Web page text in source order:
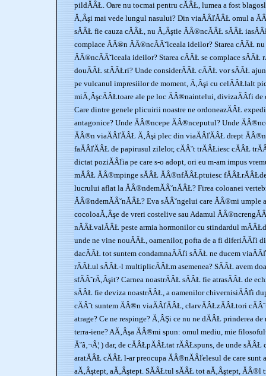
pildĂÂŁ. Oare nu tocmai pentru cĂÂŁ, lumea a fost
Ă‚Âşi mai vede lungul nasului? Din viaĂÂľĂÂŁ omul a
sĂÂŁ fie cauza cĂÂŁ, nu Ă‚Âştie ĂÂ®ncĂÂŁ sĂÂŁ
complace ĂÂ®n ĂÂ®ncĂÂ˘lceala ideilor? Starea cĂÂŁ
ĂÂ®ncĂÂ˘lceala ideilor? Starea cĂÂŁ se complace sĂÂŁ
douĂÂŁ stĂÂŁri? Unde considerĂÂŁ cĂÂŁ vor sĂÂŁ
pe vulcanul impresiilor de moment, Ă‚Âşi cu celĂÂŁlalt
miĂ‚ÂşcĂÂŁtoare ale pe loc ĂÂ®naintelui, divizaĂÂľi
Care dintre genele plicuirii noastre ne ordoneazĂÂŁ
antagonice? Unde ĂÂ®ncepe ĂÂ®nceputul? Unde
ĂÂ®n viaĂÂľĂÂŁ Ă‚Âşi plec din viaĂÂľĂÂŁ drept
faĂÂľĂÂŁ de papirusul zilelor, cĂÂ˘t trĂÂŁiesc cĂÂŁ
dictat poziĂÂľia pe care s-o adopt, ori eu m-am impus
mĂÂŁ ĂÂ®mpinge sĂÂŁ ĂÂ®nfĂÂŁptuiesc
lucrului aflat la ĂÂ®ndemĂÂ˘nĂÂŁ? Firea coloanei
ĂÂ®ndemĂÂ˘nĂÂŁ? Eva sĂÂ˘ngelui care ĂÂ®mi
cocoloaĂ‚Âşe de vreri costelive sau Adamul
nĂÂŁvalĂÂŁ peste armia hormonilor cu stindardul
unde ne vine nouĂÂŁ, oamenilor, pofta de a fi diferiĂÂľi
dacĂÂŁ tot suntem condamnaĂÂľi sĂÂŁ ne ducem
rĂÂŁul sĂÂŁ-l multiplicĂÂŁm asemenea? SĂÂŁ avem
sfĂÂ˘rĂ‚Âşit? Carnea noastrĂÂŁ sĂÂŁ fie atrasĂÂŁ de
sĂÂŁ fie deviza noastrĂÂŁ, a oamenilor chivernisiĂÂľi
cĂÂ˘t suntem ĂÂ®n viaĂÂľĂÂŁ, clarvĂÂŁzĂÂŁtori
atrage? Ce ne respinge? Ă‚ÂŞi ce nu ne dĂÂŁ prinderea
terra-iene? AĂ‚Âşa ĂÂ®mi spun: omul mediu, mie
Ă˘â‚¬Â¦ ) dar, de cĂÂŁpĂÂŁtat rĂÂŁspuns, de unde
aratĂÂŁ cĂÂŁ l-ar preocupa ĂÂ®nĂÂľelesul de care sunt
aĂ‚Âştept, aĂ‚Âştept. SĂÂŁtul sĂÂŁ tot aĂ‚Âştept,